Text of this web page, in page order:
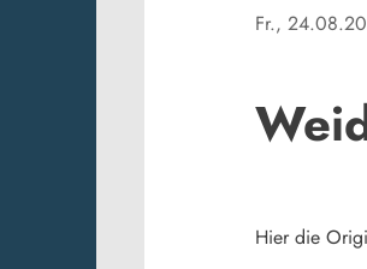
Fr.,
Hier die